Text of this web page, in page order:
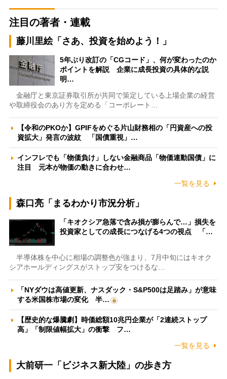
注目の著者・連載
藤川里絵「さあ、投資を始めよう！」
5年ぶり改訂の「CGコード」、何が変わったのか
ポイントを解説 企業に成長投資の具体的な説
明…
金融庁と東京証券取引所が共同で策定している上場企業の経営
や取締役会のあり方を定める「コーポレート…
【令和のPKOか】GPIFをめぐる片山財務相の「円資産への投
資拡大」発言の波紋 「国債重視」…
インフレでも「物価負け」しない金融商品「物価連動国債」に
注目 元本が物価の動きに合わせ…
一覧を見る
森口亮「まるわかり市況分析」
「キオクシア急落で含み損が膨らんで…」損失を
投資家としての成長につなげる4つの視点 「…
半導体株を中心に相場の調整色が強まり、7月中旬にはキオク
シアホールディングスがストップ安をつけるな…
「NYダウは高値更新、ナスダック・S&P500は足踏み」が意味
する米国株市場の変化 半…
【歴史的な爆騰劇】時価総額10兆円企業が「2連続ストップ
高」「制限値幅拡大」の衝撃 フ…
一覧を見る
大前研一「ビジネス新大陸」の歩き方